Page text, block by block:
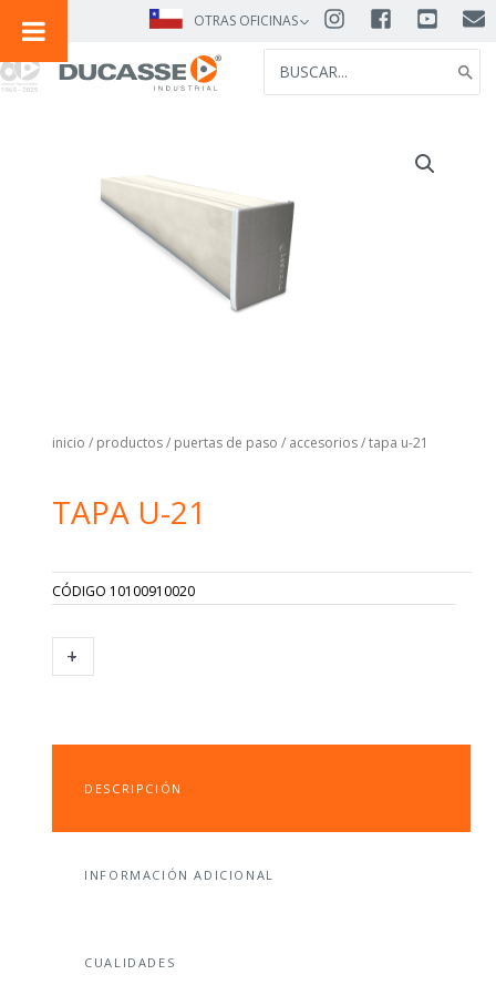
CONTENIDO
OTRAS OFICINAS
FOR:
inicio / productos/ puertas de paso / accesorios/ tapa u-21
TAPA U-21
CÓDIGO 10100910020
-
TAPA
U-
+
DESCRIPCIÓN
INFORMACIÓN ADICIONAL
CUALIDADES